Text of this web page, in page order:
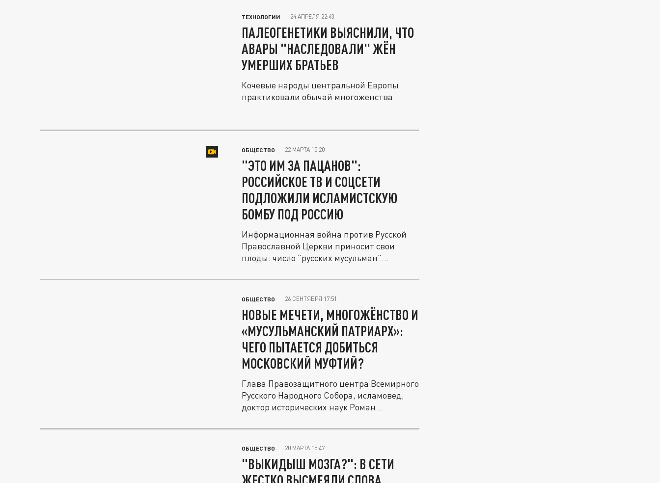
ТЕХНОЛОГИИ 24 АПРЕЛЯ 22:43
ПАЛЕОГЕНЕТИКИ ВЫЯСНИЛИ, ЧТО
АВАРЫ "НАСЛЕДОВАЛИ" ЖЁН
УМЕРШИХ БРАТЬЕВ
Кочевые народы центральной Европы
практиковали обычай многожёнства.
ОБЩЕСТВО 22 МАРТА 15:20
"ЭТО ИМ ЗА ПАЦАНОВ":
РОССИЙСКОЕ ТВ И СОЦСЕТИ
ПОДЛОЖИЛИ ИСЛАМИСТСКУЮ
БОМБУ ПОД РОССИЮ
Информационная война против Русской
Православной Церкви приносит свои
плоды: число "русских мусульман"
ОБЩЕСТВО 26 СЕНТЯБРЯ 17:51
НОВЫЕ МЕЧЕТИ, МНОГОЖЁНСТВО И
«МУСУЛЬМАНСКИЙ ПАТРИАРХ»:
ЧЕГО ПЫТАЕТСЯ ДОБИТЬСЯ
МОСКОВСКИЙ МУФТИЙ?
Глава Правозащитного центра Всемирного
Русского Народного Собора, исламовед,
доктор исторических наук Роман...
ОБЩЕСТВО 20 МАРТА 15:47
"ВЫКИДЫШ МОЗГА?": В СЕТИ